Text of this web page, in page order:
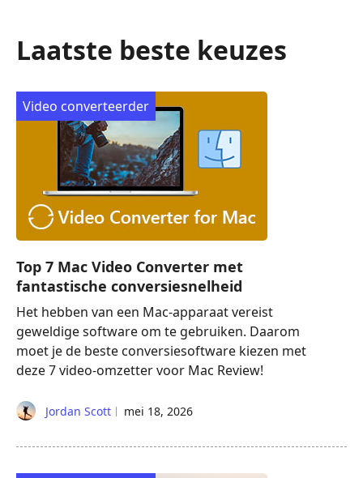
Laatste beste keuzes
Video converteerder
Top 7 Mac Video Converter met
fantastische conversiesnelheid
Het hebben van een Mac-apparaat vereist
geweldige software om te gebruiken. Daarom
moet je de beste conversiesoftware kiezen met
deze 7 video-omzetter voor Mac Review!
Jordan Scott mei 18, 2026